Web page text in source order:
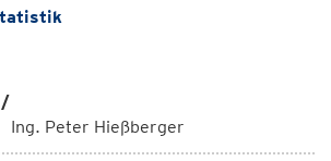
/
Ing. Peter Hießberger